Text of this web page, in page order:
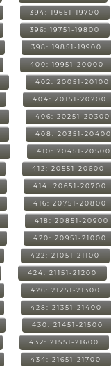
394: 19651-19700
396: 19751-19800
398: 19851-19900
400: 19951-20000
402: 20051-20100
404: 20151-20200
406: 20251-20300
408: 20351-20400
410: 20451-20500
412: 20551-20600
414: 20651-20700
416: 20751-20800
418: 20851-20900
420: 20951-21000
422: 21051-21100
424: 21151-21200
426: 21251-21300
428: 21351-21400
430: 21451-21500
432: 21551-21600
434: 21651-21700